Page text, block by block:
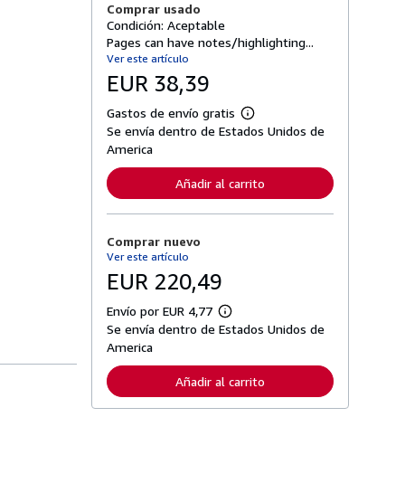
Comprar usado
Condición: Aceptable
Pages can have notes/highlighting...
Ver este artículo
EUR 38,39
Gastos de envío gratis
M
á
f
o
r
o
b
e
a
Se envía dentro de Estados Unidos de
America
Añadir al carrito
Comprar nuevo
Ver este artículo
EUR 220,49
Envío por EUR 4,77
M
á
f
o
r
Se envía dentro de Estados Unidos de
America
Añadir al carrito